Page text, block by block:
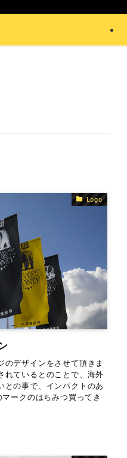
Logo
のデザインをさせて頂きま
れているとのことで、海外
との事で、インパクトのあ
ークのはちみつ買ってき